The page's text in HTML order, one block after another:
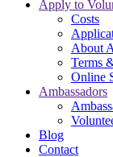
Apply to
Costs
About
Terms
Online
Ambassadors
Blog
Contact